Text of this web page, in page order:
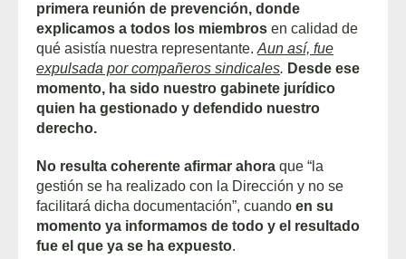
primera reunión de prevención, donde
explicamos a todos los miembros en calidad de
qué asistía nuestra representante. Aun así, fue
expulsada por compañeros sindicales. Desde ese
momento, ha sido nuestro gabinete jurídico
quien ha gestionado y defendido nuestro
derecho.
No resulta coherente afirmar ahora que “la
gestión se ha realizado con la Dirección y no se
facilitará dicha documentación”, cuando en su
momento ya informamos de todo y el resultado
fue el que ya se ha expuesto.